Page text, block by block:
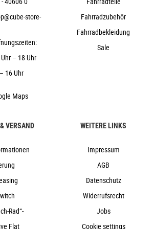
Trail Bar 35
Perform
AZF-1034, ICR (Integrated Cable
Stack 1 1/2" (ZS 56mm), Bottom Zero-
MTB
CUBE Dropper Post, Handlebar Lever,
31.6mm
Fully, Mountainbike
store-
– 18 Uhr
16 Uhr
Maps
Fahrradzubehör
Fahrradbekleidung
Sale
VERSAND
Rad“-
Flat
WEITERE LINKS
Impressum
AGB
Datenschutz
Widerrufsrecht
Jobs
Cookie settings